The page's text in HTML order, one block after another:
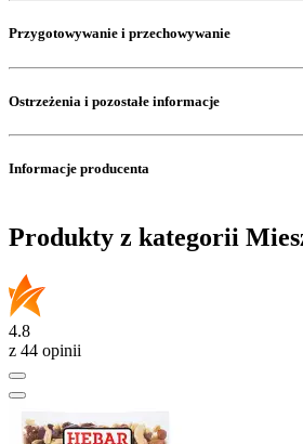
Przygotowywanie i przechowywanie
Ostrzeżenia i pozostałe informacje
Informacje producenta
Produkty z kategorii
4.8
z 44 opinii